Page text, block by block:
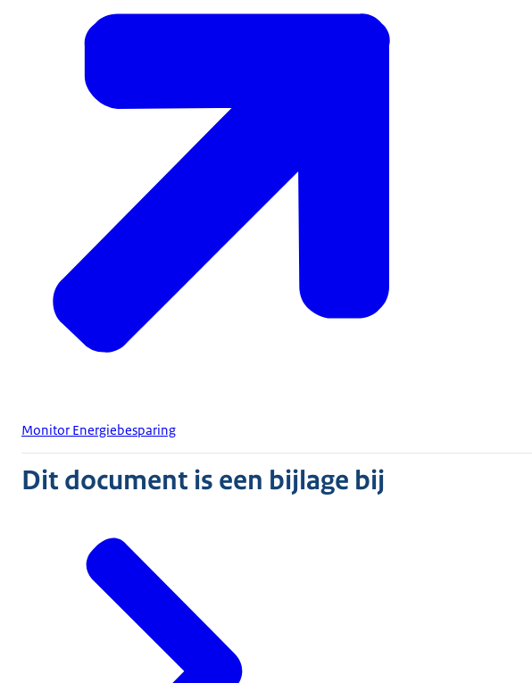
Monitor Energiebesparing
Dit document is een bijlage bij